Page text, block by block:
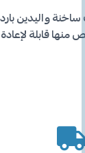
واليدين
منها قابلة